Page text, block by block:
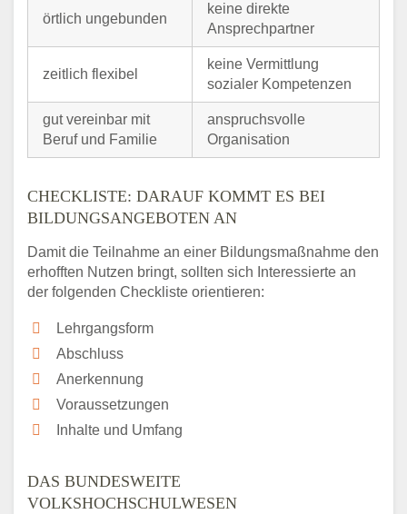
örtlich ungebunden
keine direkte
Ansprechpartner
zeitlich flexibel
keine Vermittlung
sozialer Kompetenzen
gut vereinbar mit
Beruf und Familie
anspruchsvolle
Organisation
CHECKLISTE: DARAUF KOMMT ES BEI
BILDUNGSANGEBOTEN AN
Damit die Teilnahme an einer Bildungsmaßnahme den
erhofften Nutzen bringt, sollten sich Interessierte an
der folgenden Checkliste orientieren:
Lehrgangsform
Abschluss
Anerkennung
Voraussetzungen
Inhalte und Umfang
DAS BUNDESWEITE
VOLKSHOCHSCHULWESEN